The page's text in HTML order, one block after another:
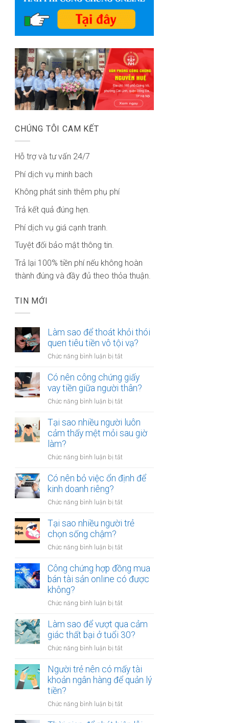
CHÚNG TÔI CAM KẾT
Hỗ trợ và tư vấn 24/7
Phí dịch vụ minh bach
Không phát sinh thêm phụ phí
Trả kết quả đúng hẹn.
Phí dịch vụ giá cạnh tranh.
Tuyệt đối bảo mật thông tin.
Trả lại 100% tiền phí nếu không hoàn
thành đúng và đầy đủ theo thỏa thuận.
TIN MỚI
Làm sao để thoát khỏi thói
quen tiêu tiền vô tội vạ?
Chức năng bình luận bị tắt
sao
để
khỏi
quen
tiêu
vạ?
Có nên công chứng giấy
vay tiền giữa người thân?
Chức năng bình luận bị tắt
nên
công
chứng
vay
giữa
Tại sao nhiều người luôn
cảm thấy mệt mỏi sau giờ
làm?
Chức năng bình luận bị tắt
sao
luôn
thấy
làm?
Có nên bỏ việc ổn định để
kinh doanh riêng?
Chức năng bình luận bị tắt
nên
ổn
để
kinh
Tại sao nhiều người trẻ
chọn sống chậm?
Chức năng bình luận bị tắt
sao
nhiều
chọn
chậm?
Công chứng hợp đồng mua
bán tài sản online có được
không?
Chức năng bình luận bị tắt
chứng
hợp
mua
tài
sản
không?
Làm sao để vượt qua cảm
giác thất bại ở tuổi 30?
Chức năng bình luận bị tắt
sao
để
vượt
cảm
Người trẻ nên có mấy tài
khoản ngân hàng để quản lý
tiền?
Chức năng bình luận bị tắt